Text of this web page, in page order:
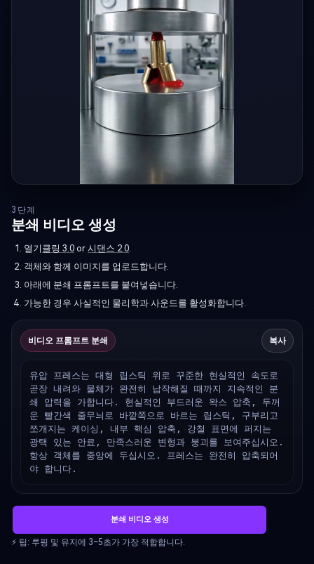
3단계
분쇄 비디오 생성
열기 클링 3.0 or 시댄스 2.0.
객체와 함께 이미지를 업로드합니다.
아래에 분쇄 프롬프트를 붙여넣습니다.
가능한 경우 사실적인 물리학과 사운드를 활성화합니다.
비디오 프롬프트 분쇄 복사
유압 프레스는 대형 립스틱 위로 꾸준한 현실적인 속도로
곧장 내려와 물체가 완전히 납작해질 때까지 지속적인 분
쇄 압력을 가합니다. 현실적인 부드러운 왁스 압축, 두꺼
운 빨간색 줄무늬로 바깥쪽으로 바르는 립스틱, 구부리고
쪼개지는 케이싱, 내부 핵심 압축, 강철 표면에 퍼지는
광택 있는 안료, 만족스러운 변형과 붕괴를 보여주십시오.
항상 객체를 중앙에 두십시오. 프레스는 완전히 압축되어
야 합니다.
분쇄 비디오 생성
⚡ 팁: 루핑 및 유지에 3~5초가 가장 적합합니다.